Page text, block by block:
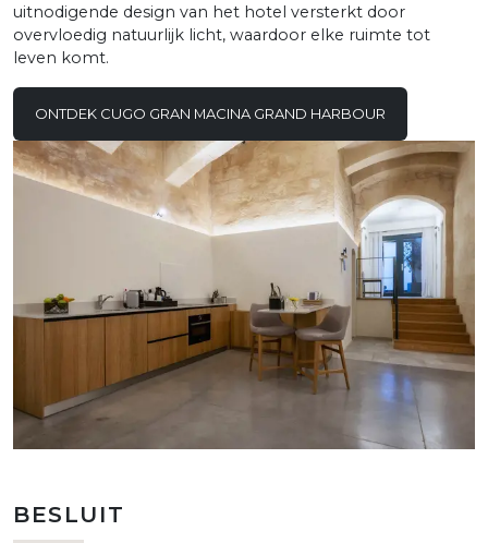
uitnodigende design van het hotel versterkt door
overvloedig natuurlijk licht, waardoor elke ruimte tot
leven komt.
ONTDEK CUGO GRAN MACINA GRAND HARBOUR
BESLUIT